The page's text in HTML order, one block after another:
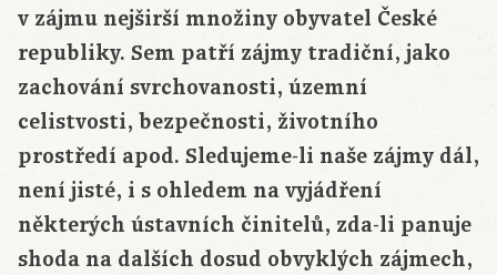
v zájmu nejširší množiny obyvatel České
republiky. Sem patří zájmy tradiční, jako
zachování svrchovanosti, územní
celistvosti, bezpečnosti, životního
prostředí apod. Sledujeme-li naše zájmy dál,
není jisté, i s ohledem na vyjádření
některých ústavních činitelů, zda-li panuje
shoda na dalších dosud obvyklých zájmech,